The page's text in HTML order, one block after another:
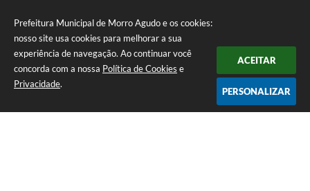
Prefeitura Municipal de Morro Agudo e os cookies:
nosso site usa cookies para melhorar a sua
experiência de navegação. Ao continuar você
concorda com a nossa Política de Cookies e
Privacidade.
ACEITAR
PERSONALIZAR